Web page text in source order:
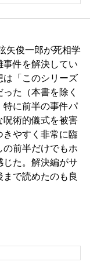
矢俊一郎が死相学
件を解決してい
は「このシリーズ
た（本書を除く
特に前半の事件パ
呪術的儀式を被害
きやすく非常に臨
前半だけでもホ
じた。解決編がサ
で読めたのも良